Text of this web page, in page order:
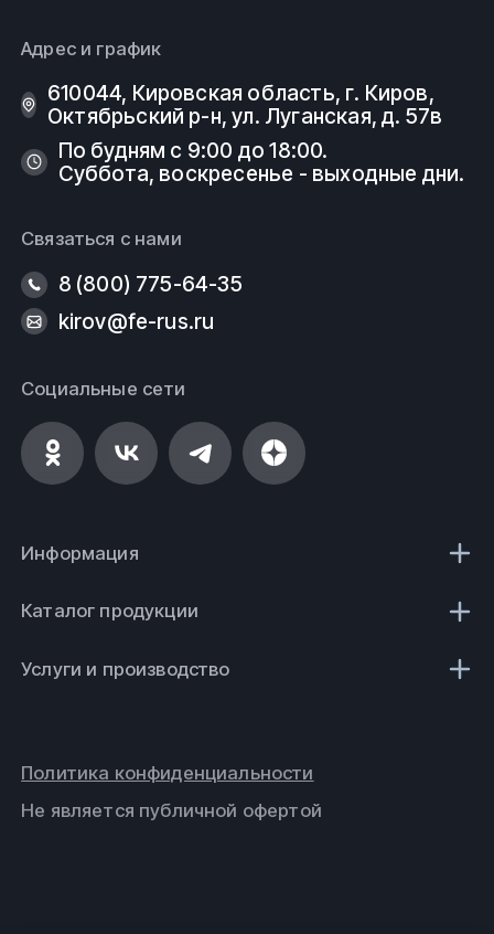
Адрес и график
610044, Кировская область, г. Киров, ​
Октябрьский р-н, ​ул. Луганская, д. 57в
По будням с 9:00 до 18:00.
Суббота, воскресенье - выходные дни.
Связаться с нами
8 (800) 775-64-35
kirov@fe-rus.ru
Социальные сети
Информация
Каталог продукции
Услуги и производство
Не является публичной офертой
Политика конфиденциальности